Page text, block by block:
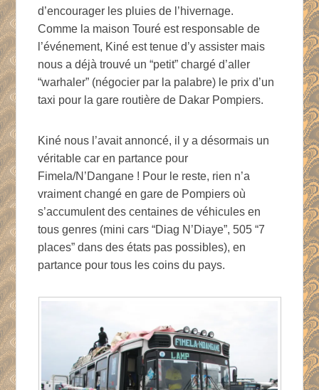
d’encourager les pluies de l’hivernage.
Comme la maison Touré est responsable de
l’événement, Kiné est tenue d’y assister mais
nous a déjà trouvé un “petit” chargé d’aller
“warhaler” (négocier par la palabre) le prix d’un
taxi pour la gare routière de Dakar Pompiers.
Kiné nous l’avait annoncé, il y a désormais un
véritable car en partance pour
Fimela/N’Dangane ! Pour le reste, rien n’a
vraiment changé en gare de Pompiers où
s’accumulent des centaines de véhicules en
tous genres (mini cars “Diag N’Diaye”, 505 “7
places” dans des états pas possibles), en
partance pour tous les coins du pays.